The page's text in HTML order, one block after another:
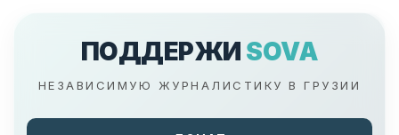
ПОДДЕРЖИ SOVA
НЕЗАВИСИМУЮ ЖУРНАЛИСТИКУ В ГРУЗИИ